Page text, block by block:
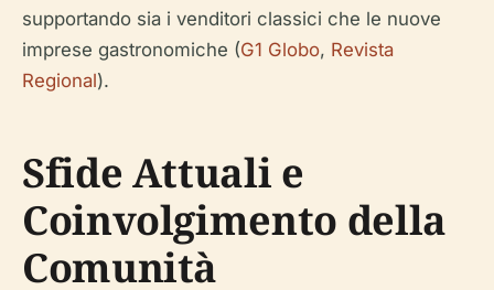
supportando sia i venditori classici che le nuove
imprese gastronomiche (G1 Globo, Revista
Regional).
Sfide Attuali e
Coinvolgimento della
Comunità